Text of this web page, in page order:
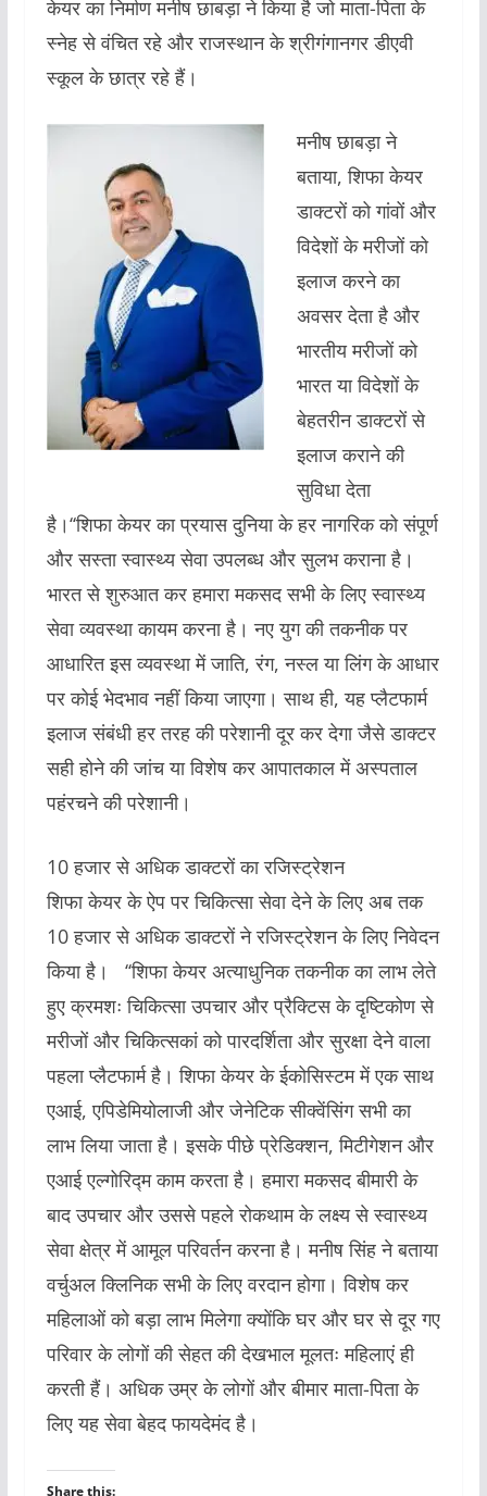
केयर का निर्माण मनीष छाबड़ा ने किया है जो माता-पिता के
स्नेह से वंचित रहे और राजस्थान के श्रीगंगानगर डीएवी
स्कूल के छात्र रहे हैं।
मनीष छाबड़ा ने
बताया, शिफा केयर
डाक्टरों को गांवों और
विदेशों के मरीजों को
इलाज करने का
अवसर देता है और
भारतीय मरीजों को
भारत या विदेशों के
बेहतरीन डाक्टरों से
इलाज कराने की
सुविधा देता
है।‘‘शिफा केयर का प्रयास दुनिया के हर नागरिक को संपूर्ण
और सस्ता स्वास्थ्य सेवा उपलब्ध और सुलभ कराना है।
भारत से शुरुआत कर हमारा मकसद सभी के लिए स्वास्थ्य
सेवा व्यवस्था कायम करना है। नए युग की तकनीक पर
आधारित इस व्यवस्था में जाति, रंग, नस्ल या लिंग के आधार
पर कोई भेदभाव नहीं किया जाएगा। साथ ही, यह प्लैटफार्म
इलाज संबंधी हर तरह की परेशानी दूर कर देगा जैसे डाक्टर
सही होने की जांच या विशेष कर आपातकाल में अस्पताल
पहंरचने की परेशानी।
10 हजार से अधिक डाक्टरों का रजिस्ट्रेशन
शिफा केयर के ऐप पर चिकित्सा सेवा देने के लिए अब तक
10 हजार से अधिक डाक्टरों ने रजिस्ट्रेशन के लिए निवेदन
किया है। ‘‘शिफा केयर अत्याधुनिक तकनीक का लाभ लेते
हुए क्रमशः चिकित्सा उपचार और प्रैक्टिस के दृष्टिकोण से
मरीजों और चिकित्सकां को पारदर्शिता और सुरक्षा देने वाला
पहला प्लैटफार्म है। शिफा केयर के ईकोसिस्टम में एक साथ
एआई, एपिडेमियोलाजी और जेनेटिक सीक्वेंसिंग सभी का
लाभ लिया जाता है। इसके पीछे प्रेडिक्शन, मिटीगेशन और
एआई एल्गोरिद्म काम करता है। हमारा मकसद बीमारी के
बाद उपचार और उससे पहले रोकथाम के लक्ष्य से स्वास्थ्य
सेवा क्षेत्र में आमूल परिवर्तन करना है। मनीष सिंह ने बताया
वर्चुअल क्लिनिक सभी के लिए वरदान होगा। विशेष कर
महिलाओं को बड़ा लाभ मिलेगा क्योंकि घर और घर से दूर गए
परिवार के लोगों की सेहत की देखभाल मूलतः महिलाएं ही
करती हैं। अधिक उम्र के लोगों और बीमार माता-पिता के
लिए यह सेवा बेहद फायदेमंद है।
Share this: